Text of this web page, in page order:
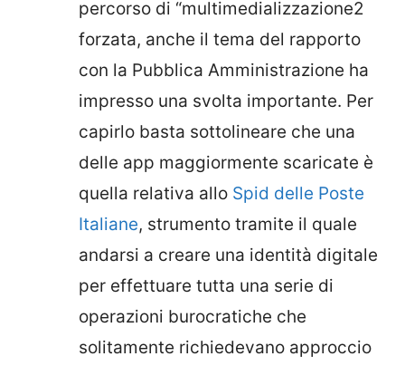
percorso di “multimedializzazione2
forzata, anche il tema del rapporto
con la Pubblica Amministrazione ha
impresso una svolta importante. Per
capirlo basta sottolineare che una
delle app maggiormente scaricate è
quella relativa allo Spid delle Poste
Italiane, strumento tramite il quale
andarsi a creare una identità digitale
per effettuare tutta una serie di
operazioni burocratiche che
solitamente richiedevano approccio